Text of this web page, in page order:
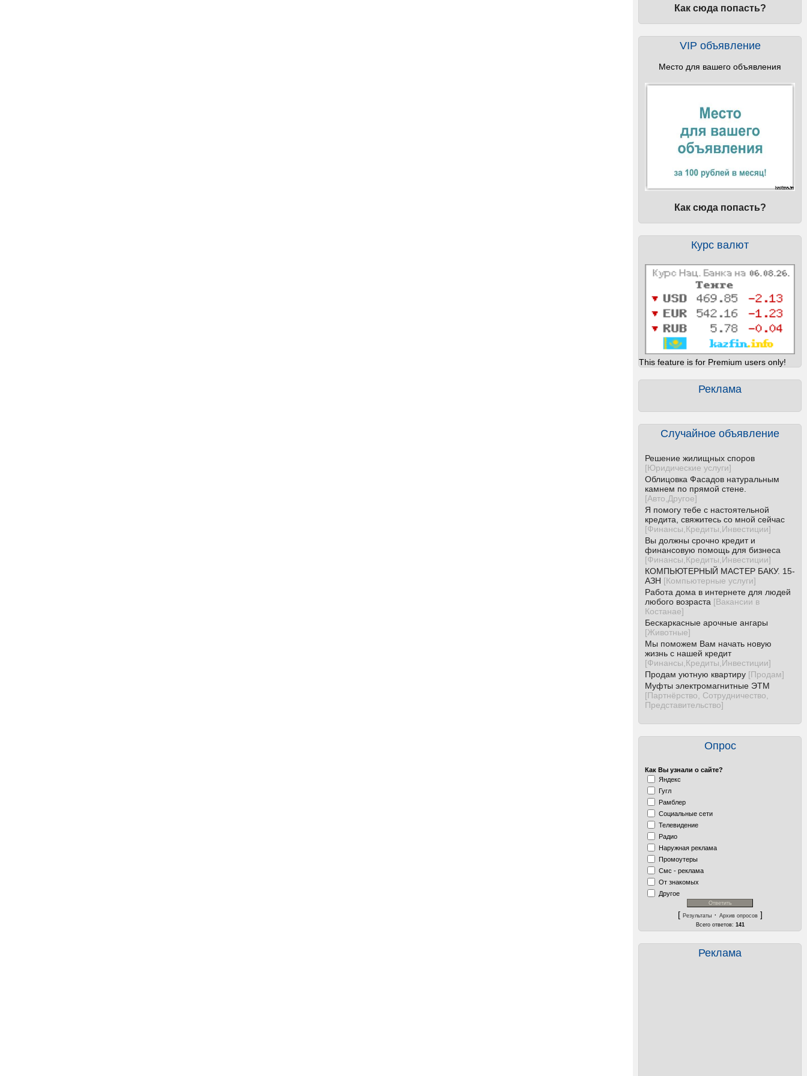
Как сюда попасть?
VIP объявление
Место для вашего объявления
Как сюда попасть?
Курс валют
This feature is for Premium users only!
Реклама
Случайное объявление
Решение жилищных споров
[Юридические услуги]
Облицовка Фасадов натуральным
камнем по прямой стене.
[Авто,Другое]
Я помогу тебе с настоятельной
кредита, свяжитесь со мной сейчас
[Финансы,Кредиты,Инвестиции]
Вы должны срочно кредит и
финансовую помощь для бизнеса
[Финансы,Кредиты,Инвестиции]
КОМПЬЮТЕРНЫЙ МАСТЕР БАКУ. 15-
АЗН [Компьютерные услуги]
Работа дома в интернете для людей
любого возраста [Вакансии в
Костанае]
Бескаркасные арочные ангары
[Животные]
Мы поможем Вам начать новую
жизнь с нашей кредит
[Финансы,Кредиты,Инвестиции]
Продам уютную квартиру [Продам]
Муфты электромагнитные ЭТМ
[Партнёрство, Сотрудничество,
Представительство]
Опрос
Как Вы узнали о сайте?
Яндекс
Гугл
Рамблер
Социальные сети
Телевидение
Радио
Наружная реклама
Промоутеры
Смс - реклама
От знакомых
Другое
[ Результаты· Архив опросов]
Всего ответов: 141
Реклама